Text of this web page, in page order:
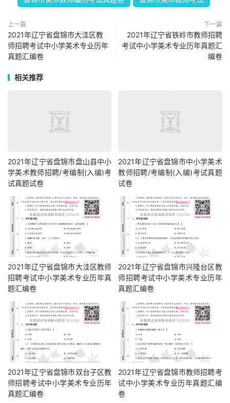
上一篇
2021年辽宁省盘锦市大洼区教
师招聘考试中小学美术专业历年
真题汇编卷
下一篇
2021年辽宁省铁岭市教师招聘
考试中小学美术专业历年真题汇
编卷
相关推荐
2021年辽宁省盘锦市盘山县中小
学美术教师招聘/考编制(入编)考
试真题试卷
2021年辽宁省盘锦市中小学美术
教师招聘/考编制(入编)考试真题
试卷
2021年辽宁省盘锦市大洼区教师
招聘考试中小学美术专业历年真
题汇编卷
2021年辽宁省盘锦市兴隆台区教
师招聘考试中小学美术专业历年
真题汇编卷
2021年辽宁省盘锦市双台子区教
师招聘考试中小学美术专业历年
真题汇编卷
2021年辽宁省盘锦市教师招聘考
试中小学美术专业历年真题汇编
卷